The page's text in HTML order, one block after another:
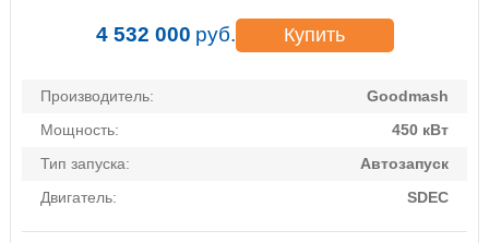
4 532 000 руб. Купить
Производитель:
Goodmash
Мощность:
450 кВт
Тип запуска:
Автозапуск
Двигатель:
SDEC